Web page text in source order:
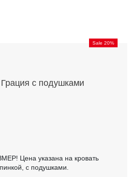
Sale 20%
с подушками
Цена указана на кровать
с подушками.